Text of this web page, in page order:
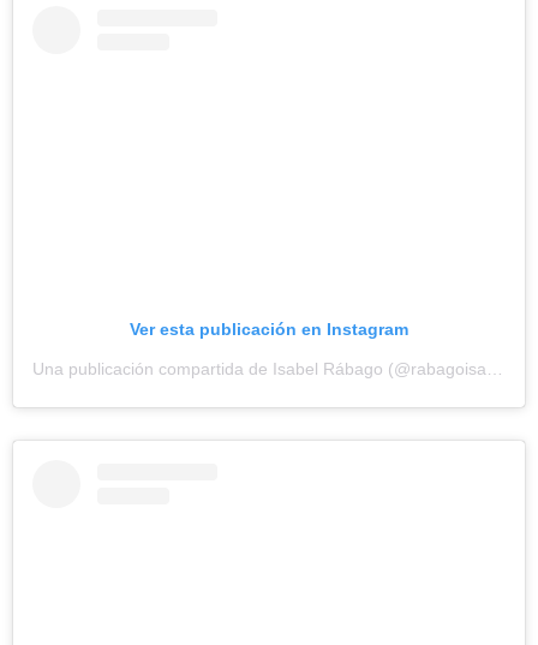
Ver esta publicación en Instagram